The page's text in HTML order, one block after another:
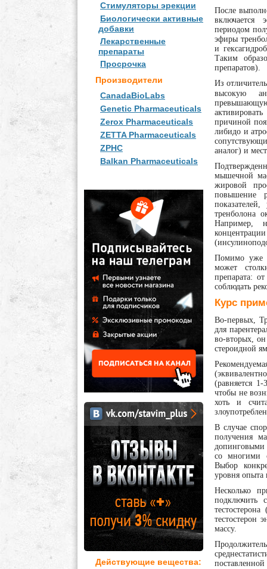
После
включается
периодом
эфиры
и
Таким
препаратов).
Из
высокую
причиной
либидо и
аналог) и
мышечной
жировой
повышение
тренболона
Например,
Помимо уже
может
препарата:
соблюдать
Курс
Во-первых,
для
во-вторых, он
стероидной
(равняется
чтобы не
хоть и
В случае
получения
допинговыми
со многими
Выбор
уровня опыта
Несколько
подключить
тестостерон
массу.
поставленной
Стимуляторы эрекции
Биологически активные
добавки
Лекарственные
препараты
Просрочка
Производители
CanadaBioLabs
Genetic Pharmaceuticals
Zerox Pharmaceuticals
ZETTA Pharmaceuticals
ZPHC
Balkan Pharmaceuticals
Действующие вещества: